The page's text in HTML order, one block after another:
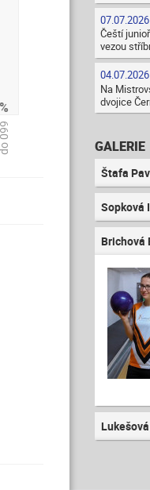
Čeští
vezou
Na
dvojice
GALERIE
Štafa
Sopková
Brichová